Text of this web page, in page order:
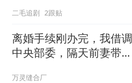
二毛追剧 2跟贴
离婚手续刚办完，我借调
中央部委，隔天前妻带新
万灵缝合厂